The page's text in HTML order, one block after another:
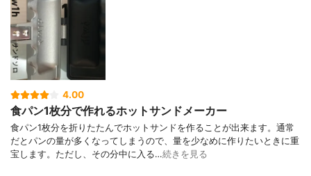
4.00
食パン1枚分で作れるホットサンドメーカー
食パン1枚分を折りたたんでホットサンドを作ることが出来ます。通常
だとパンの量が多くなってしまうので、量を少なめに作りたいときに重
宝します。ただし、その分中に入る…続きを見る